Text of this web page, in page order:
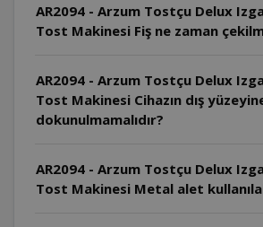
AR2094 - Arzum Tostçu Delux
Tost Makinesi Fiş ne zaman
AR2094 - Arzum Tostçu Delux
Tost Makinesi Cihazın dış
dokunulmamalıdır?
AR2094 - Arzum Tostçu Delux
Tost Makinesi Metal alet